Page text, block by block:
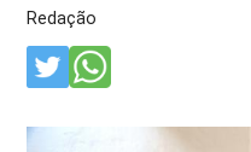
Redação